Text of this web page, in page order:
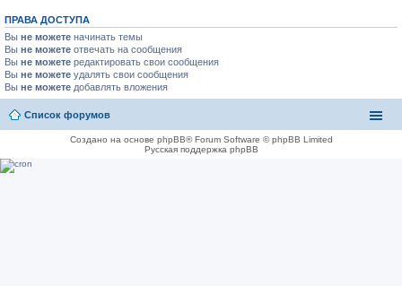
ПРАВА ДОСТУПА
Вы не можете начинать темы
Вы не можете отвечать на сообщения
Вы не можете редактировать свои сообщения
Вы не можете удалять свои сообщения
Вы не можете добавлять вложения
Список форумов
Создано на основе phpBB® Forum Software © phpBB Limited
Русская поддержка phpBB